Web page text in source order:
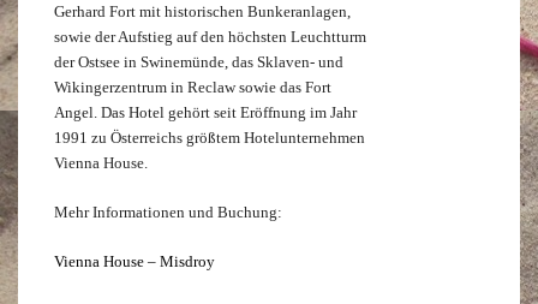
Gerhard Fort mit historischen Bunkeranlagen,
sowie der Aufstieg auf den höchsten Leuchtturm
der Ostsee in Swinemünde, das Sklaven- und
Wikingerzentrum in Reclaw sowie das Fort
Angel. Das Hotel gehört seit Eröffnung im Jahr
1991 zu Österreichs größtem Hotelunternehmen
Vienna House.
Mehr Informationen und Buchung:
Vienna House – Misdroy